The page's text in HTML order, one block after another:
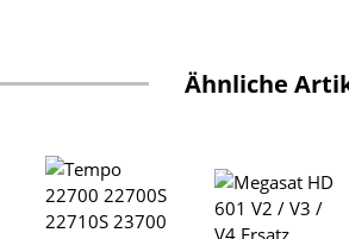
Ähnliche